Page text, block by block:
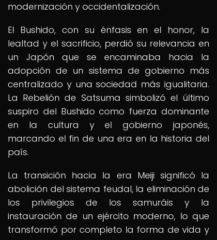
modernización y occidentalización.
El Bushido, con su énfasis en el honor, la
lealtad y el sacrificio, perdió su relevancia en
un Japón que se encaminaba hacia la
adopción de un sistema de gobierno más
centralizado y una sociedad más igualitaria.
La Rebelión de Satsuma simbolizó el último
suspiro del Bushido como fuerza dominante
en la cultura y el gobierno japonés,
marcando el fin de una era en la historia del
país.
La transición hacia la era Meiji significó la
abolición del sistema feudal, la eliminación de
los privilegios de los samuráis y la
instauración de un ejército moderno, lo que
transformó por completo la forma de vida y